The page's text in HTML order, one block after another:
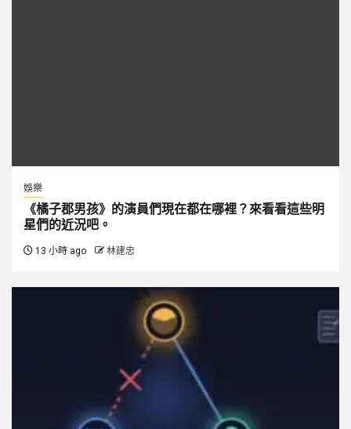
娛樂
《橘子郡男孩》的演員們現在都在哪裡？來看看這些明
星們的近況吧。
13 小時 ago 林建忠